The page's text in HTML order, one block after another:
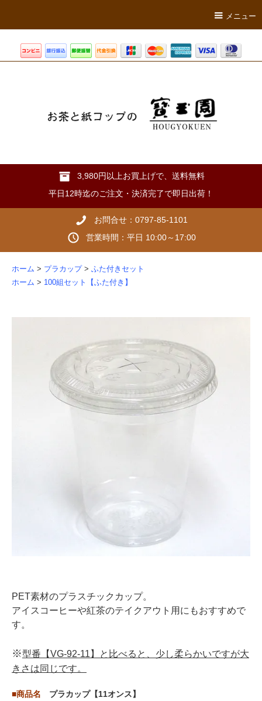
メニュー
3,980円以上お買上げで、送料無料
平日12時迄のご注文・決済完了で即日出荷！
お問合せ：0797-85-1101
営業時間：平日 10:00～17:00
ホーム > プラカップ > ふた付きセット
ホーム > 100組セット【ふた付き】
PET素材のプラスチックカップ。
アイスコーヒーや紅茶のテイクアウト用にもおすすめで
す。
※型番【VG-92-11】と比べると、少し柔らかいですが大
きさは同じです。
■商品名 プラカップ【11オンス】